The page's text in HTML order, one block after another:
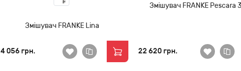
Змішувач FRANKE Lina
4 056 грн.
Змішувач FRANKE Pescara
22 620 грн.